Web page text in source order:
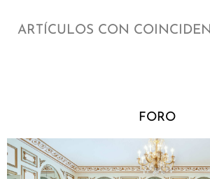
ARTÍCULOS CON
FORO